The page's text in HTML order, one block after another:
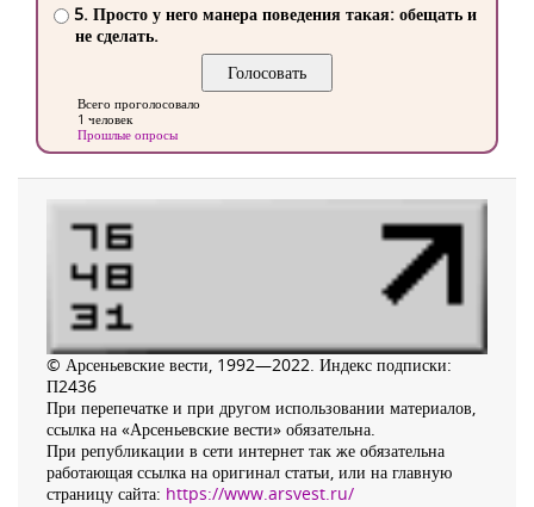
5. Просто у него манера поведения такая: обещать и
не сделать.
Всего проголосовало
1 человек
Прошлые опросы
© Арсеньевские вести, 1992—2022. Индекс подписки:
П2436
При перепечатке и при другом использовании материалов,
ссылка на «Арсеньевские вести» обязательна.
При републикации в сети интернет так же обязательна
работающая ссылка на оригинал статьи, или на главную
страницу сайта: https://www.arsvest.ru/